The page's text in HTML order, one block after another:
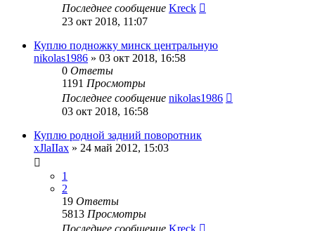
Последнее сообщение Kreck
23 окт 2018, 11:07
Куплю подножку минск центральную
nikolas1986 » 03 окт 2018, 16:58
0 Ответы
1191 Просмотры
Последнее сообщение nikolas1986
03 окт 2018, 16:58
Куплю родной задний поворотник
xJlaIIax » 24 май 2012, 15:03
1
2
19 Ответы
5813 Просмотры
Последнее сообщение Kreck